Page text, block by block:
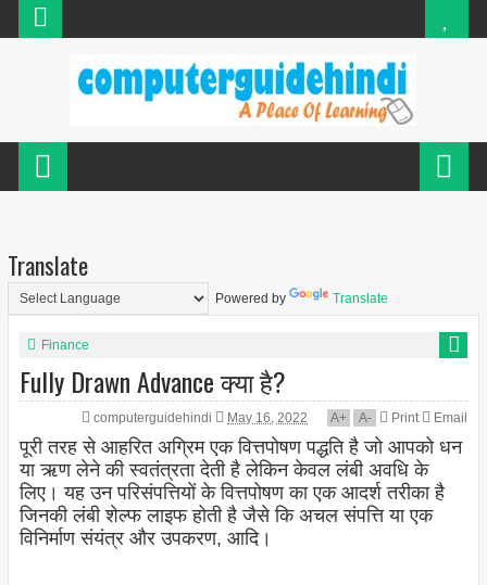
Translate
Powered by Translate
Finance
Fully Drawn Advance क्या है?
computerguidehindi May 16, 2022 A+ A- Print Email
पूरी तरह से आहरित अग्रिम एक वित्तपोषण पद्धति है जो आपको धन
या ऋण लेने की स्वतंत्रता देती है लेकिन केवल लंबी अवधि के
लिए। यह उन परिसंपत्तियों के वित्तपोषण का एक आदर्श तरीका है
जिनकी लंबी शेल्फ लाइफ होती है जैसे कि अचल संपत्ति या एक
विनिर्माण संयंत्र और उपकरण, आदि।